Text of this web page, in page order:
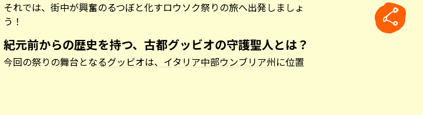
それでは、街中が興奮のるつぼと化すロウソク祭りの旅へ出発しましょ
う！
紀元前からの歴史を持つ、古都グッビオの守護聖人とは？
今回の祭りの舞台となるグッビオは、イタリア中部ウンブリア州に位置